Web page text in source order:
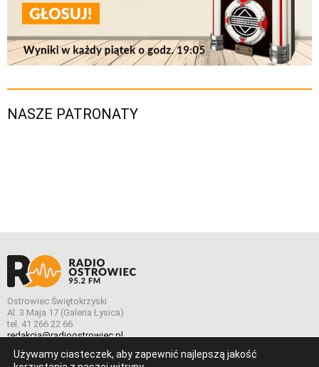
NASZE PATRONATY
Ostrowiec Świętokrzyski
Al. 3 Maja 17 (Galeria Łysica)
tel. 41 266 22 66
redakcja@radioostrowiec.pl
Używamy ciasteczek, aby zapewnić najlepszą jakość